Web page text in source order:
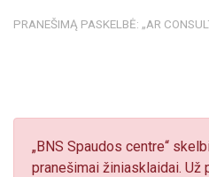
PRANEŠIMĄ PASKELBĖ: „AR
„BNS Spaudos centre“
pranešimai žiniasklaidai. Už